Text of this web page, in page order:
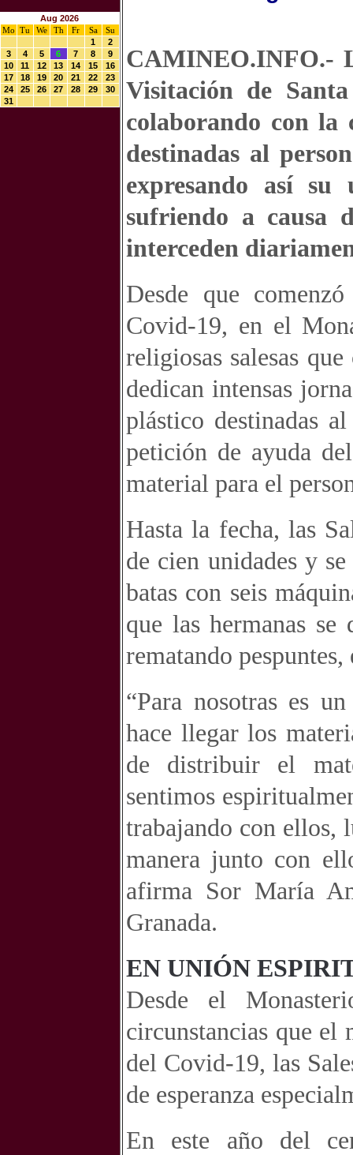
Aug 2026
Mo
Tu We Th Fr Sa
Su
1
2
3
4 5 6 7 8
9
10
11 12 13 14 15
16
17
18 19 20 21 22
23
24
25 26 27 28 29
30
31
CAMINEO.INFO.-
Visitación de
colaborando con la
destinadas al
expresando así
sufriendo a causa
interceden
Desde que
Covid-19, en el
religiosas salesas
dedican intensas
plástico destinadas
petición de ayuda
material para el
Hasta la fecha, las
de cien unidades y
batas con seis
que las hermanas
rematando pespuntes,
“Para nosotras es
hace llegar los
de distribuir el
sentimos
trabajando con ellos,
manera junto con
afirma Sor María
Granada.
EN UNIÓN
Desde el
circunstancias que el
del Covid-19, las
de esperanza
En este año del